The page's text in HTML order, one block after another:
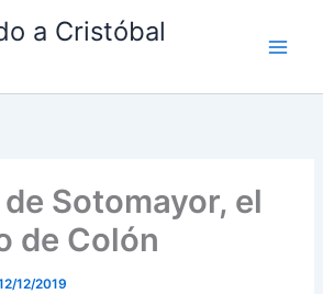
a Cristóbal
Sotomayor, el
de Colón
12/2019